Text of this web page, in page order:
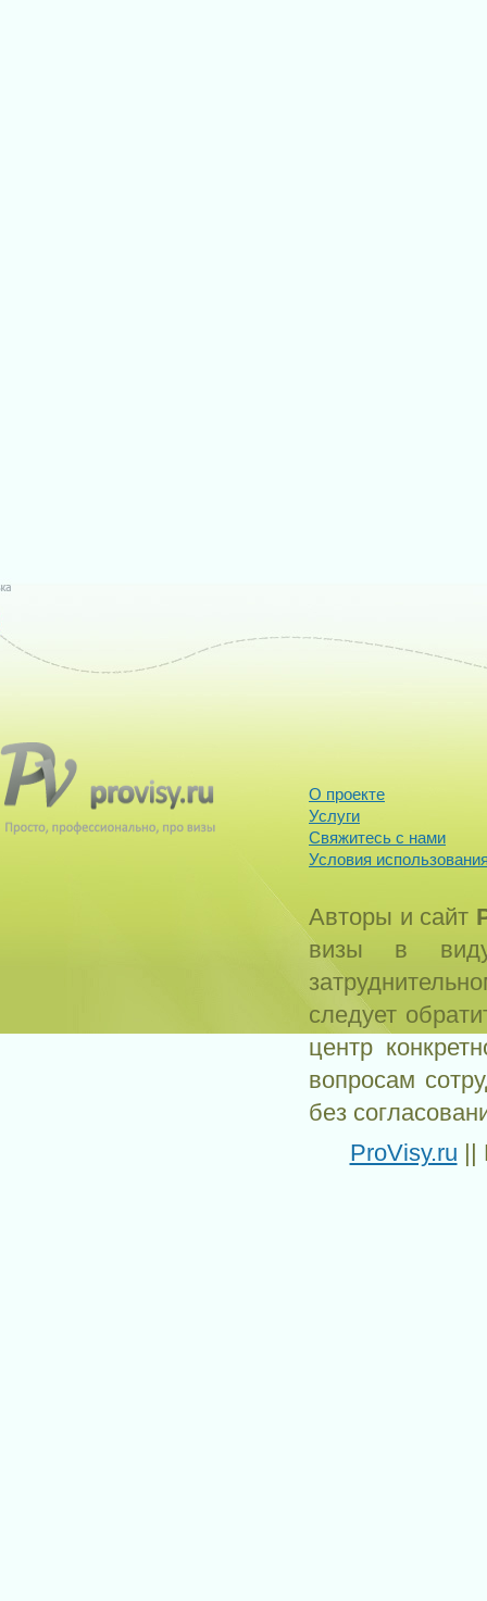
О проекте
Услуги
Свяжитесь с нами
Условия
Авторы и сайт
визы в виду
следует
центр
вопросам
без
ProVisy.ru ||